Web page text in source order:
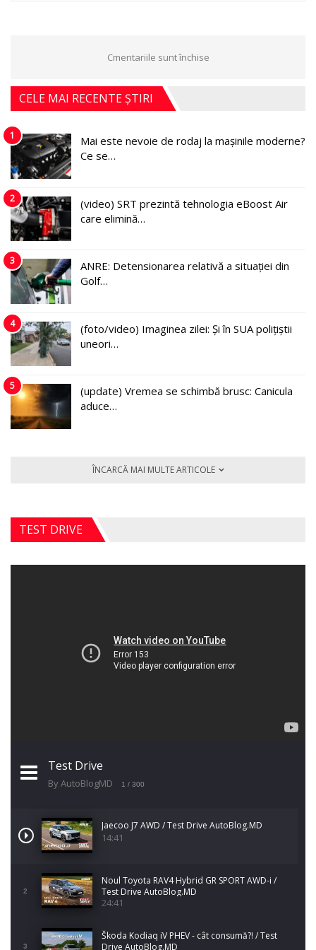
Cmentariile sunt închise
CELE MAI RECENTE ȘTIRI
1
Mai este nevoie de rodaj la mașinile moderne?
Ce se…
2
(video) SRT prezintă tehnologia eBoost Air
care elimină…
3
ANRE: Detensionarea relativă a situației din
Golf…
4
(foto/video) Imaginea zilei: Și în SUA polițiștii
uneori…
5
(update) Vremea se schimbă brusc: Canicula
aduce…
ÎNCARCĂ MAI MULTE ARTICOLE
TEST DRIVE
Test Drive
By AutoBlogMD 1 / 300
Jaecoo J7 AWD / Test Drive AutoBlog.MD
14:41
2
Noul Toyota RAV4 Hybrid GR SPORT AWD-i /
Test Drive AutoBlog.MD
24:41
3
Škoda Kodiaq iV PHEV - cât consumă?! / Test
Drive AutoBlog.MD